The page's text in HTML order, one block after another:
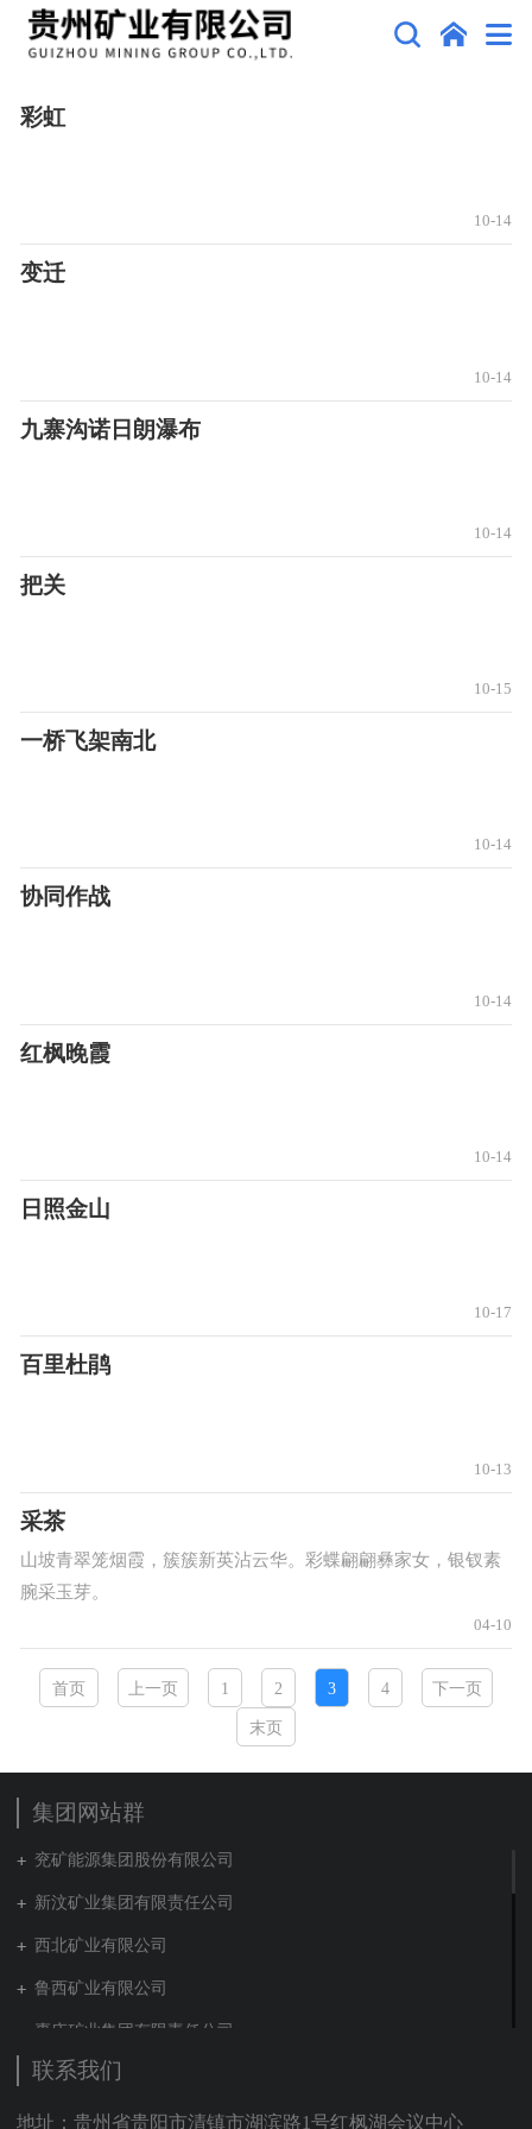
彩虹
10-14
变迁
10-14
九寨沟诺日朗瀑布
10-14
把关
10-15
一桥飞架南北
10-14
协同作战
10-14
红枫晚霞
10-14
日照金山
10-17
百里杜鹃
10-13
采茶
山坡青翠笼烟霞，簇簇新英沾云华。彩蝶翩翩彝家女，银钗素
腕采玉芽。
04-10
首页 上一页 1 2 3 4 下一页
末页
集团网站群
兖矿能源集团股份有限公司
新汶矿业集团有限责任公司
西北矿业有限公司
鲁西矿业有限公司
枣庄矿业集团有限责任公司
兖矿新疆能化有限公司
山东泰山地勘集团
联系我们
地址：贵州省贵阳市清镇市湖滨路1号红枫湖会议中心